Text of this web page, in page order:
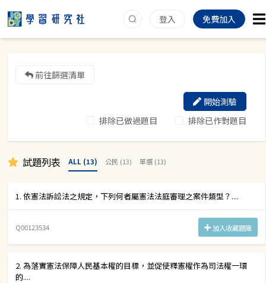
登入 免費加入
前往篩選清單
排除已做過題目 排除已作對題目
開始測驗
試題列表 ALL (13) 公民 (13) 單選 (13)
1. 依憲法訴訟法之規定，下列何者屬憲法法庭審理之案件類型？....
Q00123534 加入收藏題庫
2. 為落實憲法保障人民基本權的目標，並促使釋憲權作為司法權一環
的....